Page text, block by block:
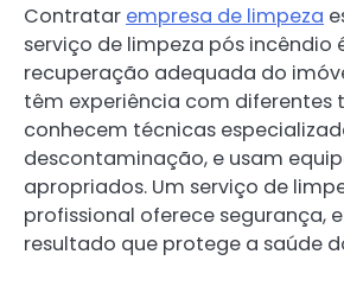
Contratar empresa de limpeza
serviço de limpeza pós incêndio
recuperação adequada do
têm experiência com diferentes
conhecem técnicas
descontaminação, e usam
apropriados. Um serviço de
profissional oferece segurança,
resultado que protege a saúde